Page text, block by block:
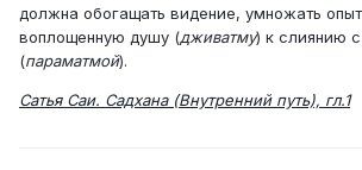
должна обогащать видение, умножать
воплощенную душу (дживатму) к слиянию
(параматмой).
Сатья Саи. Садхана (Внутренний путь), гл.1